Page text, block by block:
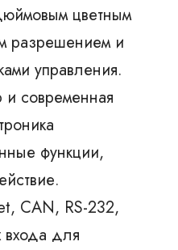
цветным
разрешением и
управления.
современная
функции,
CAN, RS-232,
входа для